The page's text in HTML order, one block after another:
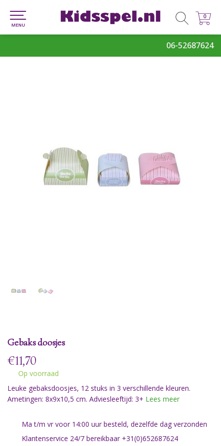
06-52687624
0
0
MENU
Gebaks doosjes
€11,70
Op voorraad
Leuke gebaksdoosjes, 12 stuks in 3 verschillende kleuren.
Ametingen: 8x9x10,5 cm. Adviesleeftijd: 3+ Lees meer
Ma t/m vr voor 14:00 uur besteld, dezelfde dag verzonden
Klantenservice 24/7 bereikbaar +31(0)652687624